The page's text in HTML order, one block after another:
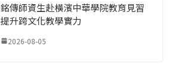
銘傳師資生赴橫濱中華學院教育見習
提升跨文化教學實力
2026-08-05